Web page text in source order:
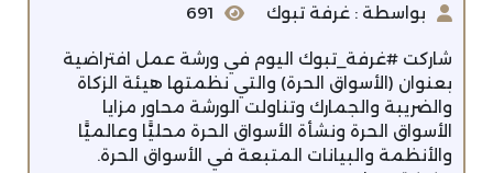
بواسطة : غرفة تبوك 691
شاركت #غرفة_تبوك اليوم في ورشة عمل افتراضية
بعنوان (الأسواق الحرة) والتي نظمتها هيئة الزكاة
والضريبة والجمارك وتناولت الورشة محاور مزايا
الأسواق الحرة ونشأة الأسواق الحرة محليًّا وعالميًّا
والأنظمة والبيانات المتبعة في الأسواق الحرة.